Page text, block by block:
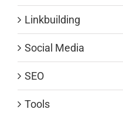
Linkbuilding
Social Media
SEO
Tools